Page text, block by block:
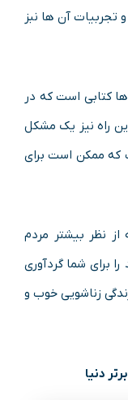
تجربیات آن ها نبز
کتابی است که در
راه نیز یک مشکل
که ممکن است برای
که از نظر بیشتر مردم
را برای شما گردآوری
زناشویی خوب و